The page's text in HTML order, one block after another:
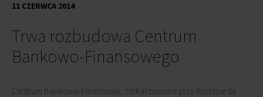
Trwa rozbudowa Centrum
Bankowo-Finansowego
11 CZERWCA 2014
Centrum Bankowo-Finansowe, zlokalizowane przy Rondzie de